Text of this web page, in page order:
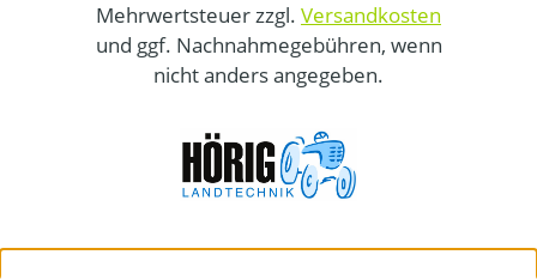
Mehrwertsteuer zzgl. Versandkosten
und ggf. Nachnahmegebühren, wenn
nicht anders angegeben.